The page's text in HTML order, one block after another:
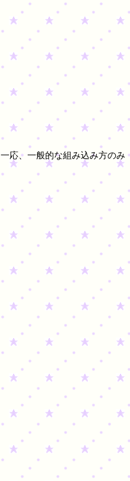
一応、一般的な組み込み方のみ